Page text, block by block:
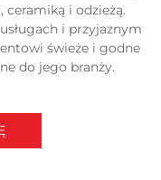
i odzieżą.
i przyjaznym
świeże i godne
do jego branży.